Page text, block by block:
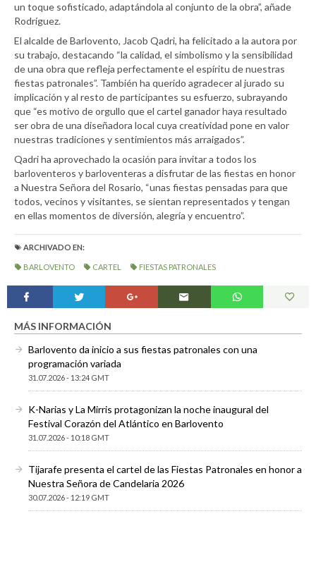
un toque sofisticado, adaptándola al conjunto de la obra”, añade
Rodríguez.
El alcalde de Barlovento, Jacob Qadri, ha felicitado a la autora por
su trabajo, destacando “la calidad, el simbolismo y la sensibilidad
de una obra que refleja perfectamente el espíritu de nuestras
fiestas patronales”. También ha querido agradecer al jurado su
implicación y al resto de participantes su esfuerzo, subrayando
que “es motivo de orgullo que el cartel ganador haya resultado
ser obra de una diseñadora local cuya creatividad pone en valor
nuestras tradiciones y sentimientos más arraigados”.
Qadri ha aprovechado la ocasión para invitar a todos los
barloventeros y barloventeras a disfrutar de las fiestas en honor
a Nuestra Señora del Rosario, “unas fiestas pensadas para que
todos, vecinos y visitantes, se sientan representados y tengan
en ellas momentos de diversión, alegría y encuentro”.
ARCHIVADO EN:
BARLOVENTO CARTEL FIESTAS PATRONALES
MÁS INFORMACIÓN
Barlovento da inicio a sus fiestas patronales con una
programación variada
31.07.2026 - 13:24 GMT
K-Narias y La Mirris protagonizan la noche inaugural del
Festival Corazón del Atlántico en Barlovento
31.07.2026 - 10:18 GMT
Tijarafe presenta el cartel de las Fiestas Patronales en honor a
Nuestra Señora de Candelaria 2026
30.07.2026 - 12:19 GMT